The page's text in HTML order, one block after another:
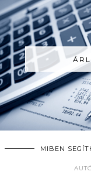
MIBEN